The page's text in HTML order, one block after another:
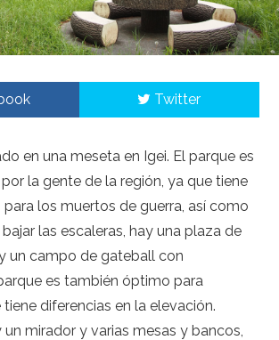
Twitter
en una meseta en Igei. El parque es
la gente de la región, ya que tiene
los muertos de guerra, así como
las escaleras, hay una plaza de
un campo de gateball con
es también óptimo para
tiene diferencias en la elevación.
un mirador y varias mesas y bancos,